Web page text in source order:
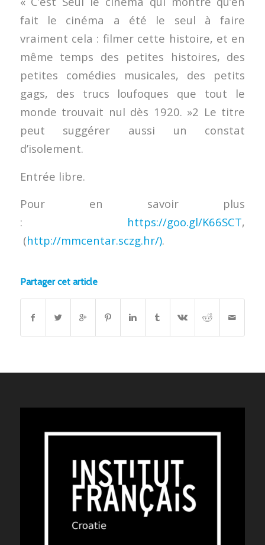
fait le cinéma a été le seul à faire
vraiment cela : filmer cette histoire, et en
même temps des petites histoires, des
petites comédies musicales, des petits
gags, des trucs loufoques que tout le
monde trouvait nul dès 1920. »2 Le titre
peut suggérer aussi un constat
d’isolement.
Entrée libre.
Pour en savoir plus
: https://goo.gl/K66SCT,
(http://mmcentar.sczg.hr/).
Partager cet article